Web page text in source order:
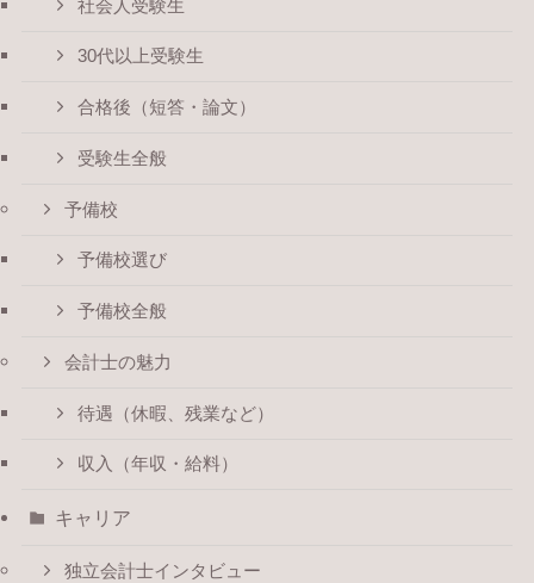
社会人受験生
30代以上受験生
合格後（短答・論文）
受験生全般
予備校
予備校選び
予備校全般
会計士の魅力
待遇（休暇、残業など）
収入（年収・給料）
キャリア
独立会計士インタビュー